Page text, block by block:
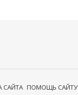
САЙТА ПОМОЩЬ САЙТУ